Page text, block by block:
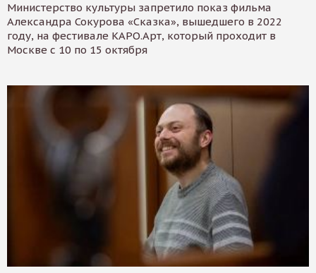
Министерство культуры запретило показ фильма
Александра Сокурова «Сказка», вышедшего в 2022
году, на фестивале КАРО.Арт, который проходит в
Москве с 10 по 15 октября